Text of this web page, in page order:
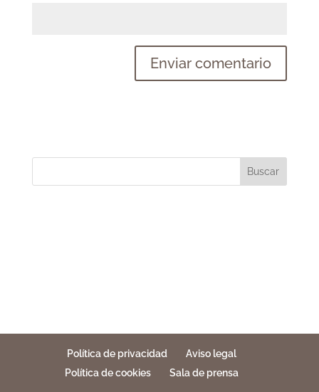
Buscar
Política de privacidad
Aviso legal
Política de cookies
Sala de prensa